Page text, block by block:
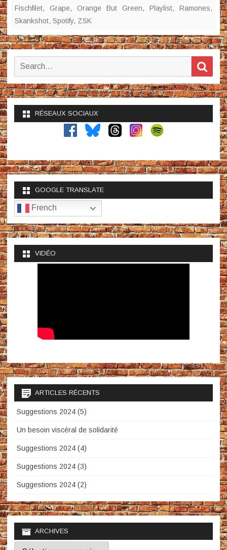
Fischfilet, Grape, Orange But Green, Playlist, Ramones,
Skankshot, Spotify, ZSK
Search
RÉSEAUX SOCIAUX
GOOGLE TRANSLATE
French
VIDÉO
ARTICLES RÉCENTS
Suggestions 2024 (5)
Un besoin viscéral de solidarité
Suggestions 2024 (4)
Suggestions 2024 (3)
Suggestions 2024 (2)
ARCHIVES
Archives